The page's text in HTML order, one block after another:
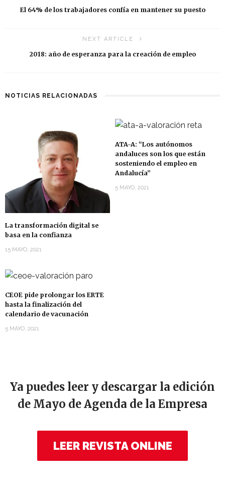
El 64% de los trabajadores confía en mantener su puesto
NEXT ARTICLE
2018: año de esperanza para la creación de empleo
NOTICIAS RELACIONADAS
La transformación digital se
basa en la confianza
15 MAYO, 2021
ATA-A: “Los autónomos
andaluces son los que están
sosteniendo el empleo en
Andalucía”
5 MAYO, 2021
CEOE pide prolongar los ERTE
hasta la finalización del
calendario de vacunación
5 MAYO, 2021
Ya puedes leer y descargar la edición
de Mayo de Agenda de la Empresa
LEER REVISTA ONLINE